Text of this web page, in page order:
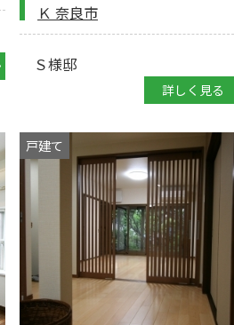
Ｋ 奈良市
Ｓ様邸
詳しく見る
戸建て